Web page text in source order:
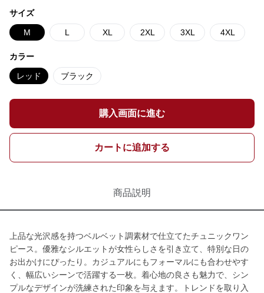
サイズ
M L XL 2XL 3XL 4XL
カラー
レッド ブラック
購入画面に進む
カートに追加する
商品説明
上品な光沢感を持つベルベット調素材で仕立てたチュニックワン
ピース。優雅なシルエットが女性らしさを引き立て、特別な日の
お出かけにぴったり。カジュアルにもフォーマルにも合わせやす
く、幅広いシーンで活躍する一枚。着心地の良さも魅力で、シン
プルなデザインが洗練された印象を与えます。トレンドを取り入